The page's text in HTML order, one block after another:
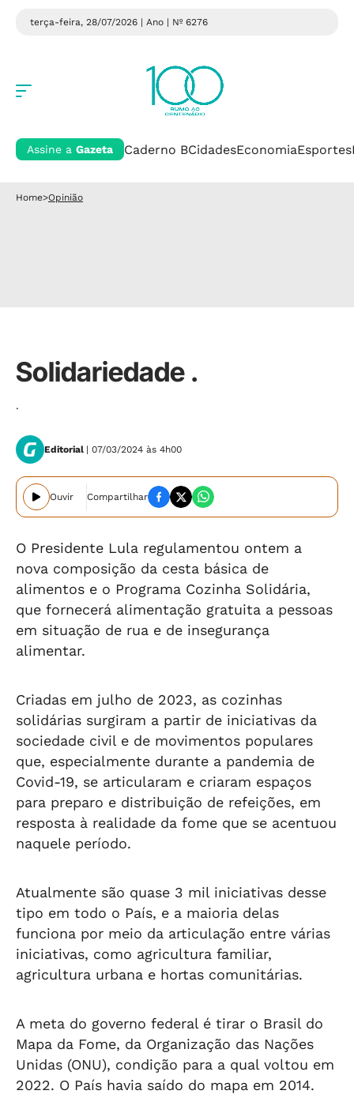
terça-feira, 28/07/2026 | Ano | Nº 6276
Assine a Gazeta Caderno BCidadesEconomiaEsportes
Home>Opinião
Solidariedade .
.
Editorial | 07/03/2024 às 4h00
Ouvir Compartilhar
O Presidente Lula regulamentou ontem a
nova composição da cesta básica de
alimentos e o Programa Cozinha Solidária,
que fornecerá alimentação gratuita a pessoas
em situação de rua e de insegurança
alimentar.
Criadas em julho de 2023, as cozinhas
solidárias surgiram a partir de iniciativas da
sociedade civil e de movimentos populares
que, especialmente durante a pandemia de
Covid-19, se articularam e criaram espaços
para preparo e distribuição de refeições, em
resposta à realidade da fome que se acentuou
naquele período.
Atualmente são quase 3 mil iniciativas desse
tipo em todo o País, e a maioria delas
funciona por meio da articulação entre várias
iniciativas, como agricultura familiar,
agricultura urbana e hortas comunitárias.
A meta do governo federal é tirar o Brasil do
Mapa da Fome, da Organização das Nações
Unidas (ONU), condição para a qual voltou em
2022. O País havia saído do mapa em 2014.